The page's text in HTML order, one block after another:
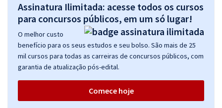
Assinatura Ilimitada: acesse todos os cursos
para concursos públicos, em um só lugar!
O melhor custo
benefício para os seus estudos e seu bolso. São mais de 25
mil cursos para todas as carreiras de concursos públicos, com
garantia de atualização pós-edital.
Comece hoje